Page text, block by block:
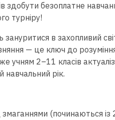
здобути безоплатне
турніру!
зануритися в захопливий
— це ключ до
учням 2–11 класів
рік.
(починаються із